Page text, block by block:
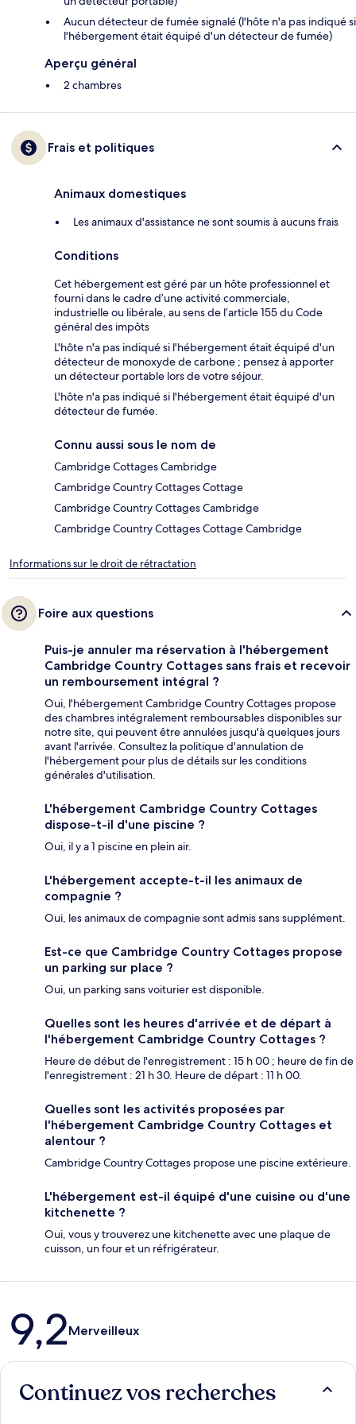
Aucun détecteur de fumée signalé (l'hôte n'a pas indiqué si
l'hébergement était équipé d'un détecteur de fumée)
Aperçu général
2 chambres
Frais et politiques
Animaux domestiques
Les animaux d'assistance ne sont soumis à aucuns frais
Conditions
Cet hébergement est géré par un hôte professionnel et
fourni dans le cadre d’une activité commerciale,
industrielle ou libérale, au sens de l’article 155 du Code
général des impôts
L'hôte n'a pas indiqué si l'hébergement était équipé d'un
détecteur de monoxyde de carbone ; pensez à apporter
un détecteur portable lors de votre séjour.
L'hôte n'a pas indiqué si l'hébergement était équipé d'un
détecteur de fumée.
Connu aussi sous le nom de
Cambridge Cottages Cambridge
Cambridge Country Cottages Cottage
Cambridge Country Cottages Cambridge
Cambridge Country Cottages Cottage Cambridge
Informations sur le droit de rétractation
Foire aux questions
Puis-je annuler ma réservation à l'hébergement
Cambridge Country Cottages sans frais et recevoir
un remboursement intégral ?
Oui, l'hébergement Cambridge Country Cottages propose
des chambres intégralement remboursables disponibles sur
notre site, qui peuvent être annulées jusqu'à quelques jours
avant l'arrivée. Consultez la politique d'annulation de
l'hébergement pour plus de détails sur les conditions
générales d'utilisation.
L'hébergement Cambridge Country Cottages
dispose-t-il d'une piscine ?
Oui, il y a 1 piscine en plein air.
L'hébergement accepte-t-il les animaux de
compagnie ?
Oui, les animaux de compagnie sont admis sans supplément.
Est-ce que Cambridge Country Cottages propose
un parking sur place ?
Oui, un parking sans voiturier est disponible.
Quelles sont les heures d'arrivée et de départ à
l'hébergement Cambridge Country Cottages ?
Heure de début de l'enregistrement : 15 h 00 ; heure de fin de
l'enregistrement : 21 h 30. Heure de départ : 11 h 00.
Quelles sont les activités proposées par
l'hébergement Cambridge Country Cottages et
alentour ?
Cambridge Country Cottages propose une piscine extérieure.
L'hébergement est-il équipé d'une cuisine ou d'une
kitchenette ?
Oui, vous y trouverez une kitchenette avec une plaque de
cuisson, un four et un réfrigérateur.
Avis
9,2Merveilleux
Continuez vos recherches